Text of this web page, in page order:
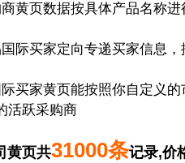
黄页数据按具体产品名称
际买家定向专递买家信息
买家黄页能按照你自定义
活跃采购商
黄页共31000条记录,价